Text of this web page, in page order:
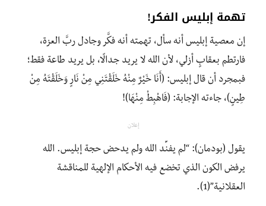
تهمة إبليس الفكر!
إن معصية إبليس أنه سأل، تهمته أنه فكَّر وجادل ربَّ العزة،
فارتطم بعقابٍ أزلي، لأن الله لا يريد جدالًا، بل يريد طاعة فقط؛
فبمجرد أن قال إبليس: (أَنَا خَيْرٌ مِنْهُ خَلَقْتَنِي مِنْ نَارٍ وَخَلَقْتَهُ مِنْ
طِينٍ)، جاءته الإجابة: (فَاهْبِطْ مِنْهَا)!
إعلان
يقول (بودمان): “لم يفنِّد الله ولم يدحض حجة إبليس. الله
يرفض الكون الذي تخضع فيه الأحكام الإلهية للمناقشة
العقلانية”(1).